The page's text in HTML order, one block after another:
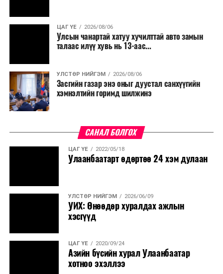
сургалтыг цахим хэлбэрт шилжүүлэх, төрийн албан
хаагчдыг зарим өдрүүдэд цахимаар ажиллуулах арга
хэмжээг үргэлжлүүлэхийг үүрэг болголоо.
Төсвийн сахилга бат сайжирч, эдийн засгийн нөхцөл
байдал хэвийн болсон тохиолдолд эдгээр
хязгаарлалтыг үе шаттайгаар сулруулах юм.
ЦАГ ҮЕ 2026/08/06
Улсын чанартай хатуу хучилттай авто замын
талаас илүү хувь нь 13-аас...
УЛСТӨР НИЙГЭМ 2026/08/06
Засгийн газар энэ оныг дуустал санхүүгийн
хэмнэлтийн горимд шилжинэ
САНАЛ БОЛГОХ
ЦАГ ҮЕ 2022/05/18
Улаанбаатарт өдөртөө 24 хэм дулаан
УЛСТӨР НИЙГЭМ 2026/06/09
УИХ: Өнөөдөр хуралдах ажлын
хэсгүүд
ЦАГ ҮЕ 2020/09/24
Азийн бүсийн хурал Улаанбаатар
хотноо эхэллээ